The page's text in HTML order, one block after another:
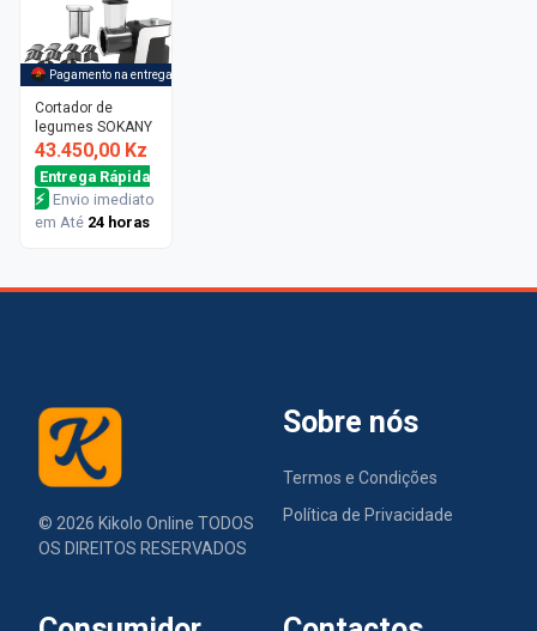
Pagamento na entrega
Cortador de
legumes SOKANY
43.450,00 Kz
Entrega Rápida
⚡ Envio imediato
em Até 24 horas
© 2026 Kikolo Online TODOS
OS DIREITOS RESERVADOS
Sobre nós
Termos e Condições
Política de Privacidade